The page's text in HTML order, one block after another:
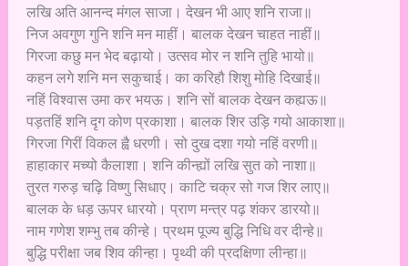
लखि अति आनन्द मंगल साजा। देखन भी आए शनि राजा॥
निज अवगुण गुनि शनि मन माहीं। बालक देखन चाहत नाहीं॥
गिरजा कछु मन भेद बढ़ायो। उत्सव मोर न शनि तुहि भायो॥
कहन लगे शनि मन सकुचाई। का करिहौ शिशु मोहि दिखाई॥
नहिं विश्वास उमा कर भयऊ। शनि सों बालक देखन कह्यऊ॥
पड़तहिं शनि दृग कोण प्रकाशा। बालक शिर उड़ि गयो आकाशा॥
गिरजा गिरीं विकल ह्वै धरणी। सो दुख दशा गयो नहिं वरणी॥
हाहाकार मच्यो कैलाशा। शनि कीन्ह्यों लखि सुत को नाशा॥
तुरत गरुड़ चढ़ि विष्णु सिधाए। काटि चक्र सो गज शिर लाए॥
बालक के धड़ ऊपर धारयो। प्राण मन्त्र पढ़ शंकर डारयो॥
नाम गणेश शम्भु तब कीन्हे। प्रथम पूज्य बुद्धि निधि वर दीन्हे॥
बुद्धि परीक्षा जब शिव कीन्हा। पृथ्वी की प्रदक्षिणा लीन्हा॥